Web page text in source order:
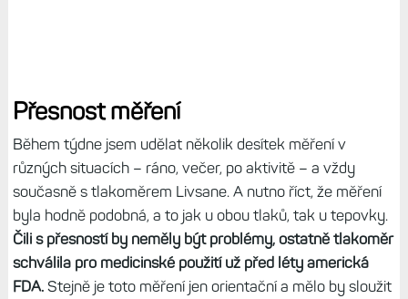
Přesnost měření
Během týdne jsem udělat několik desítek měření v
různých situacích – ráno, večer, po aktivitě – a vždy
současně s tlakoměrem Livsane. A nutno říct, že měření
byla hodně podobná, a to jak u obou tlaků, tak u tepovky.
Čili s přesností by neměly být problémy, ostatně tlakoměr
schválila pro medicinské použití už před léty americká
FDA.Stejně je toto měření jen orientační a mělo by sloužit